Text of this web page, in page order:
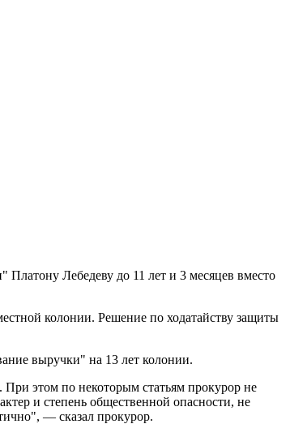
Лебедеву до 11 лет и 3 месяцев вместо
колонии. Решение по ходатайству защиты
выручки" на 13 лет колонии.
этом по некоторым статьям прокурор не
и степень общественной опасности, не
— сказал прокурор.